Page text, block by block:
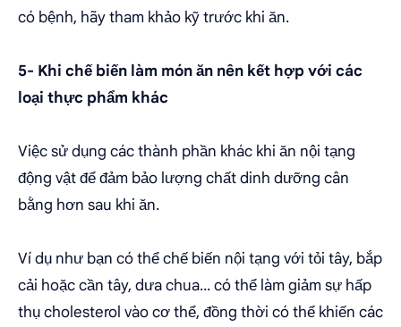
có bệnh, hãy tham khảo kỹ trước khi ăn.
5- Khi chế biến làm món ăn nên kết hợp với các
loại thực phẩm khác
Việc sử dụng các thành phần khác khi ăn nội tạng
động vật để đảm bảo lượng chất dinh dưỡng cân
bằng hơn sau khi ăn.
Ví dụ như bạn có thể chế biến nội tạng với tỏi tây, bắp
cải hoặc cần tây, dưa chua... có thể làm giảm sự hấp
thụ cholesterol vào cơ thể, đồng thời có thể khiến các